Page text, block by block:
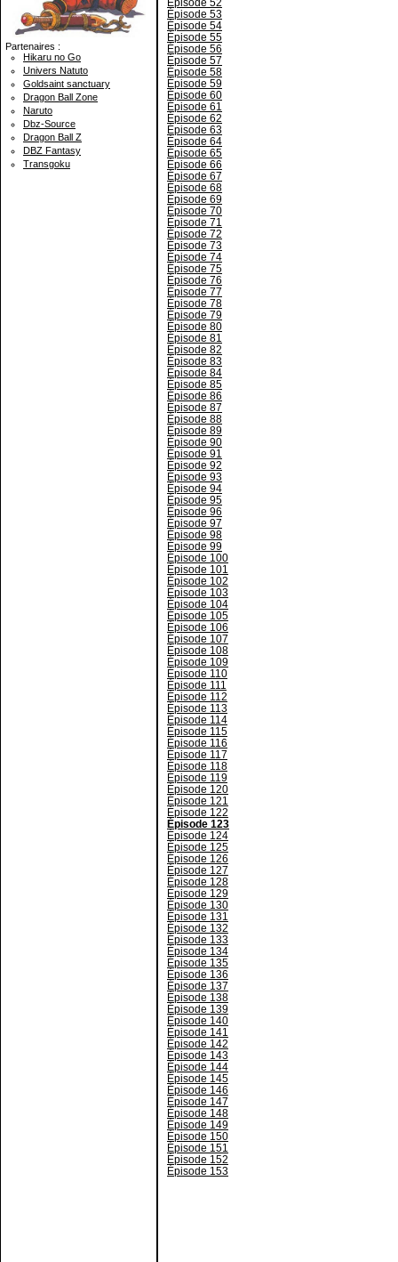
Partenaires :
Hikaru no Go
Univers Natuto
Goldsaint sanctuary
Dragon Ball Zone
Naruto
Dbz-Source
Dragon Ball Z
DBZ Fantasy
Transgoku
Épisode 52
Épisode 53
Épisode 54
Épisode 55
Épisode 56
Épisode 57
Épisode 58
Épisode 59
Épisode 60
Épisode 61
Épisode 62
Épisode 63
Épisode 64
Épisode 65
Épisode 66
Épisode 67
Épisode 68
Épisode 69
Épisode 70
Épisode 71
Épisode 72
Épisode 73
Épisode 74
Épisode 75
Épisode 76
Épisode 77
Épisode 78
Épisode 79
Épisode 80
Épisode 81
Épisode 82
Épisode 83
Épisode 84
Épisode 85
Épisode 86
Épisode 87
Épisode 88
Épisode 89
Épisode 90
Épisode 91
Épisode 92
Épisode 93
Épisode 94
Épisode 95
Épisode 96
Épisode 97
Épisode 98
Épisode 99
Épisode 100
Épisode 101
Épisode 102
Épisode 103
Épisode 104
Épisode 105
Épisode 106
Épisode 107
Épisode 108
Épisode 109
Épisode 110
Épisode 111
Épisode 112
Épisode 113
Épisode 114
Épisode 115
Épisode 116
Épisode 117
Épisode 118
Épisode 119
Épisode 120
Épisode 121
Épisode 122
Épisode 123
Épisode 124
Épisode 125
Épisode 126
Épisode 127
Épisode 128
Épisode 129
Épisode 130
Épisode 131
Épisode 132
Épisode 133
Épisode 134
Épisode 135
Épisode 136
Épisode 137
Épisode 138
Épisode 139
Épisode 140
Épisode 141
Épisode 142
Épisode 143
Épisode 144
Épisode 145
Épisode 146
Épisode 147
Épisode 148
Épisode 149
Épisode 150
Épisode 151
Épisode 152
Épisode 153